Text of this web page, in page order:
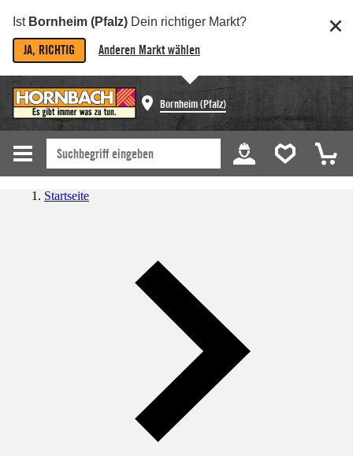
Ist Bornheim (Pfalz) Dein richtiger Markt?
JA, RICHTIG Anderen Markt wählen
Bornheim (Pfalz)
Startseite